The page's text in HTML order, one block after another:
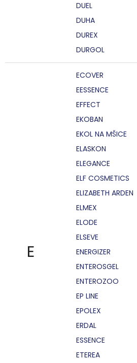
DUEL
DUHA
DUREX
DURGOL
E
ECOVER
EESSENCE
EFFECT
EKOBAN
EKOL NA MŠICE
ELASKON
ELEGANCE
ELF COSMETICS
ELIZABETH ARDEN
ELMEX
ELODE
ELSEVE
ENERGIZER
ENTEROSGEL
ENTEROZOO
EP LINE
EPOLEX
ERDAL
ESSENCE
ETEREA